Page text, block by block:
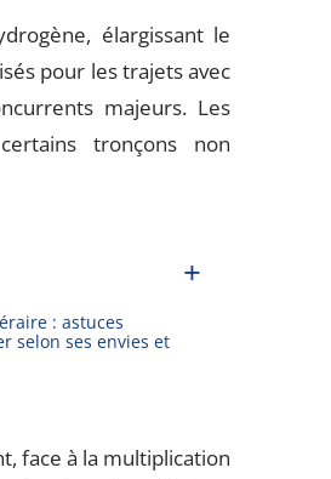
élargissant le
pour les trajets avec
majeurs. Les
tronçons non
: astuces
selon ses envies et
face à la multiplication